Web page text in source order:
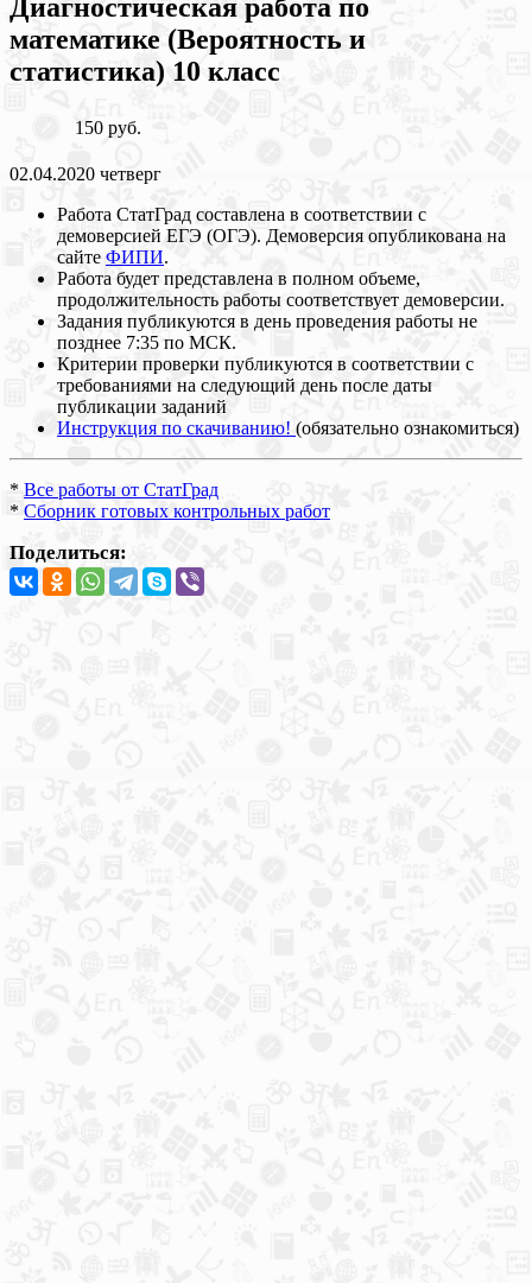
Диагностическая работа по
математике (Вероятность и
статистика) 10 класс
150 руб.
02.04.2020 четверг
Работа СтатГрад составлена в соответствии с
демоверсией ЕГЭ (ОГЭ). Демоверсия опубликована на
сайте ФИПИ.
Работа будет представлена в полном объеме,
продолжительность работы соответствует демоверсии.
Задания публикуются в день проведения работы не
позднее 7:35 по МСК.
Критерии проверки публикуются в соответствии с
требованиями на следующий день после даты
публикации заданий
Инструкция по скачиванию! (обязательно ознакомиться)
* Все работы от СтатГрад
* Сборник готовых контрольных работ
Поделиться: